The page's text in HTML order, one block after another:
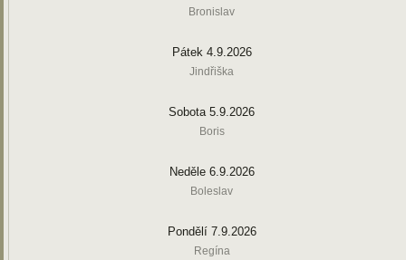
Bronislav
Pátek 4.9.2026
Jindřiška
Sobota 5.9.2026
Boris
Neděle 6.9.2026
Boleslav
Pondělí 7.9.2026
Regína